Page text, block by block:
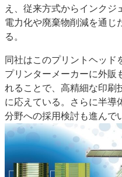
え、従来方式からインクジ
電力化や廃棄物削減を通じ
る。
同社はこのプリントヘッド
プリンターメーカーに外販
れることで、高精細な印刷
に応えている。さらに半導
分野への採用検討も進んで